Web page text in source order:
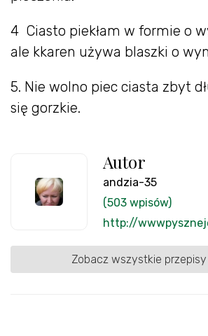
4 Ciasto piekłam w formie o
ale kkaren używa blaszki o
5. Nie wolno piec ciasta zbyt
się gorzkie.
Autor
andzia-35
(503 wpisów)
http://
Zobacz wszystkie